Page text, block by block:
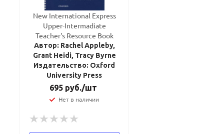
New International Express
Upper-Intermadiate
Teacher's Resource Book
Автор: Rachel Appleby,
Grant Heidi, Tracy Byrne
Издательство: Oxford
University Press
695 руб./шт
Нет в наличии